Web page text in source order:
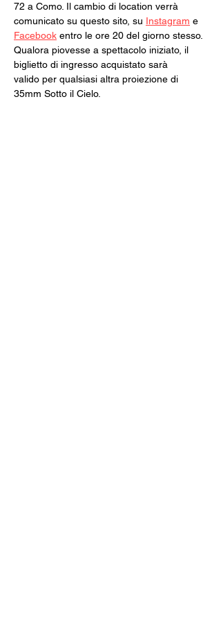
72 a Como. Il cambio di location verrà
comunicato su questo sito, su Instagram e
Facebook entro le ore 20 del giorno stesso.
Qualora piovesse a spettacolo iniziato, il
biglietto di ingresso acquistato sarà
valido per qualsiasi altra proiezione di
35mm Sotto il Cielo.